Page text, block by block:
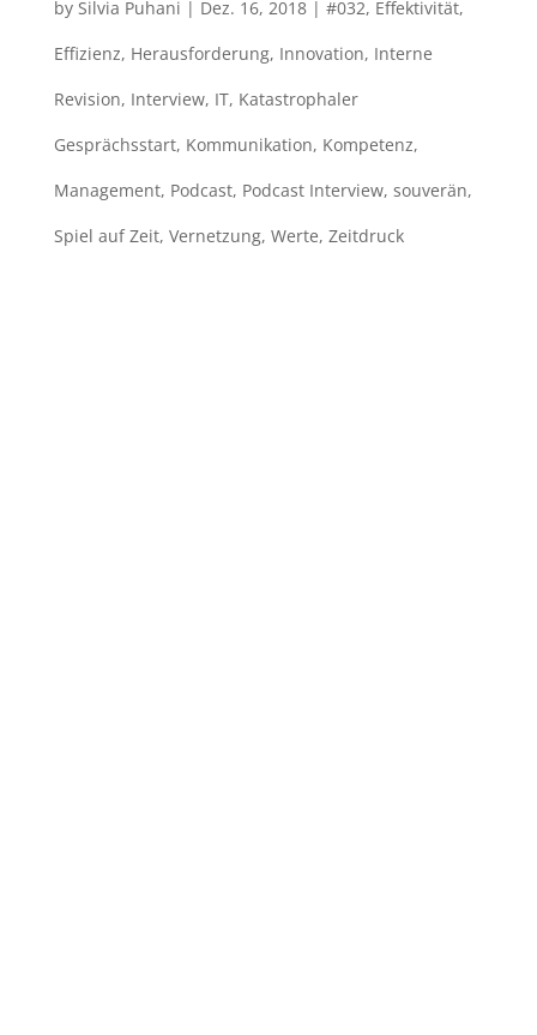
by Silvia Puhani | Dez. 16, 2018| #032, Effektivität,
Effizienz, Herausforderung, Innovation, Interne
Revision, Interview, IT, Katastrophaler
Gesprächsstart, Kommunikation, Kompetenz,
Management, Podcast, Podcast Interview, souverän,
Spiel auf Zeit, Vernetzung, Werte, Zeitdruck